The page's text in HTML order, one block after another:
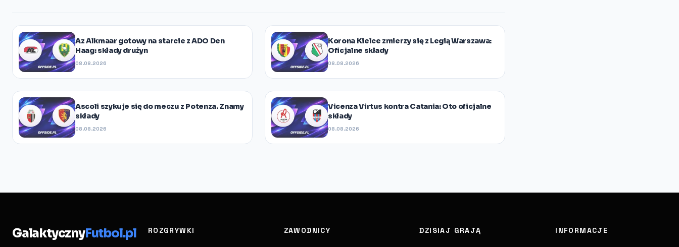
Az Alkmaar gotowy na starcie z ADO Den
Haag: składy drużyn
08.08.2026
Korona Kielce zmierzy się z Legią Warszawa:
Oficjalne składy
08.08.2026
Ascoli szykuje się do meczu z Potenza. Znamy
składy
08.08.2026
Vicenza Virtus kontra Catania: Oto oficjalne
składy
08.08.2026
GalaktycznyFutbol.pl ROZGRYWKI ZAWODNICY DZISIAJ GRAJĄ INFORMACJE